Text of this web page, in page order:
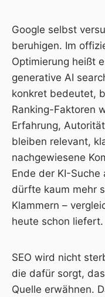
Google selbst
beruhigen. Im
Optimierung heißt
generative AI
konkret bedeutet,
Ranking-Faktoren
Erfahrung,
bleiben relevant,
nachgewiesene
Ende der KI-
dürfte kaum mehr
Klammern –
heute schon liefert.
SEO wird nicht
die dafür sorgt,
Quelle erwähnen.